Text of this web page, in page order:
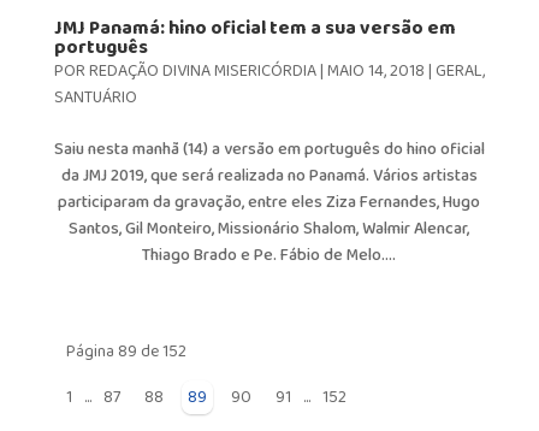
JMJ Panamá: hino oficial tem a sua versão em
português
PORREDAÇÃO DIVINA MISERICÓRDIA|MAIO 14, 2018| GERAL,
SANTUÁRIO
Saiu nesta manhã (14) a versão em português do hino oficial
da JMJ 2019, que será realizada no Panamá. Vários artistas
participaram da gravação, entre eles Ziza Fernandes, Hugo
Santos, Gil Monteiro, Missionário Shalom, Walmir Alencar,
Thiago Brado e Pe. Fábio de Melo....
Página 89 de 152
1 ... 87 88 89 90 91 ... 152